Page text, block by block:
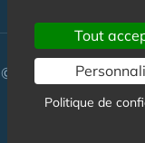
© CapCampus
Tout
Politique de